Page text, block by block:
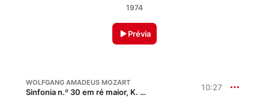
1974
Prévia
WOLFGANG AMADEUS MOZART
Sinfonia n.º 30 em ré maior, K. 202, K. 186b, KV 202, KV 186b 10:27